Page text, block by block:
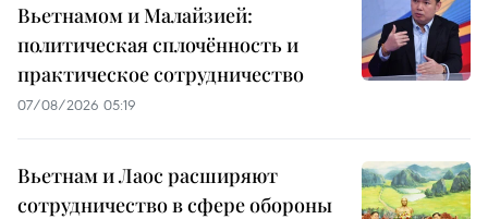
Вьетнамом и Малайзией:
политическая сплочённость и
практическое сотрудничество
07/08/2026 05:19
Вьетнам и Лаос расширяют
сотрудничество в сфере обороны